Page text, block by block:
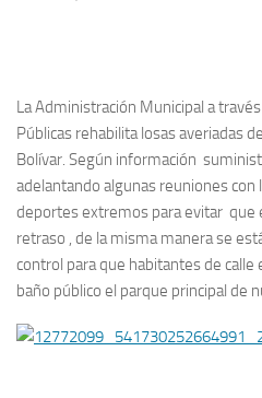
La Administración Municipal a
Públicas rehabilita losas averiadas
Bolívar. Según información
adelantando algunas reuniones con
deportes extremos para evitar que
retraso , de la misma manera se
control para que habitantes de calle
baño público el parque principal de